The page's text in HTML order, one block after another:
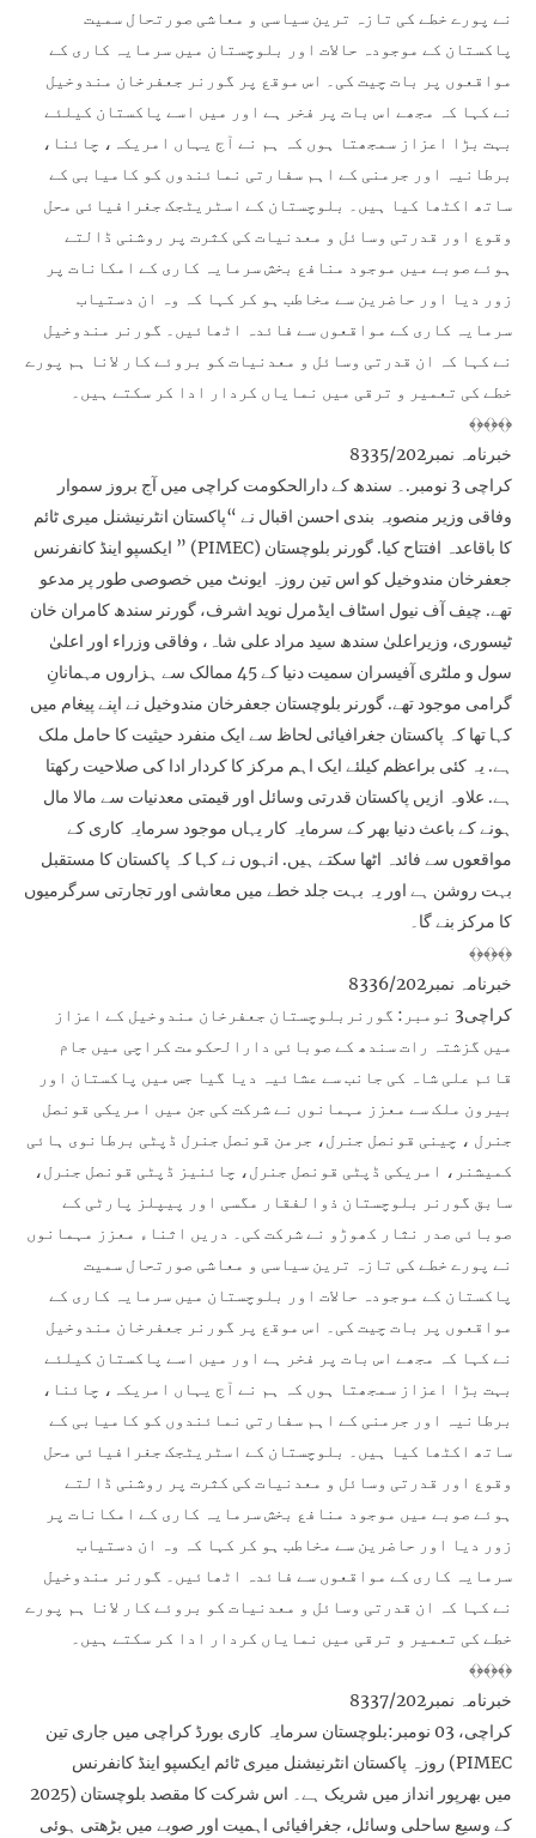
نے پورے خطے کی تازہ ترین سیاسی و معاشی صورتحال سمیت
پاکستان کے موجودہ حالات اور بلوچستان میں سرمایہ کاری کے
مواقعوں پر بات چیت کی۔ اس موقع پر گورنر جعفرخان مندوخیل
نے کہا کہ مجھے اس بات پر فخر ہے اور میں اسے پاکستان کیلئے
بہت بڑا اعزاز سمجھتا ہوں کہ ہم نے آج یہاں امریکہ، چائنا،
برطانیہ اور جرمنی کے اہم سفارتی نمائندوں کو کامیابی کے
ساتھ اکٹھا کیا ہیں۔ بلوچستان کے اسٹریٹجک جغرافیائی محل
وقوع اور قدرتی وسائل و معدنیات کی کثرت پر روشنی ڈالتے
ہوئے صوبے میں موجود منافع بخش سرمایہ کاری کے امکانات پر
زور دیا اور حاضرین سے مخاطب ہو کر کہا کہ وہ ان دستیاب
سرمایہ کاری کے مواقعوں سے فائدہ اٹھائیں۔ گورنر مندوخیل
نے کہا کہ ان قدرتی وسائل و معدنیات کو بروئے کار لانا ہم پورے
خطے کی تعمیر و ترقی میں نمایاں کردار ادا کر سکتے ہیں۔
﴾﴿﴾﴿﴾﴿
خبرنامہ نمبر8335/202
کراچی 3 نومبر.۔ سندھ کے دارالحکومت کراچی میں آج بروز سموار
وفاقی وزیر منصوبہ بندی احسن اقبال نے “پاکستان انٹرنیشنل میری ٹائم
ایکسپو اینڈ کانفرنس ” (PIMEC) کا باقاعدہ افتتاح کیا. گورنر بلوچستان
جعفرخان مندوخیل کو اس تین روزہ ایونٹ میں خصوصی طور پر مدعو
تھے. چیف آف نیول اسٹاف ایڈمرل نوید اشرف، گورنر سندھ کامران خان
ٹیسوری، وزیراعلیٰ سندھ سید مراد علی شاہ، وفاقی وزراء اور اعلیٰ
سول و ملٹری آفیسران سمیت دنیا کے 45 ممالک سے ہزاروں مہمانانِ
گرامی موجود تھے. گورنر بلوچستان جعفرخان مندوخیل نے اپنے پیغام میں
کہا تھا کہ پاکستان جغرافیائی لحاظ سے ایک منفرد حیثیت کا حامل ملک
ہے. یہ کئی براعظم کیلئے ایک اہم مرکز کا کردار ادا کی صلاحیت رکھتا
ہے. علاوہ ازیں پاکستان قدرتی وسائل اور قیمتی معدنیات سے مالا مال
ہونے کے باعث دنیا بھر کے سرمایہ کار یہاں موجود سرمایہ کاری کے
مواقعوں سے فائدہ اٹھا سکتے ہیں. انہوں نے کہا کہ پاکستان کا مستقبل
بہت روشن ہے اور یہ بہت جلد خطے میں معاشی اور تجارتی سرگرمیوں
کا مرکز بنے گا۔
﴾﴿﴾﴿﴾﴿
خبرنامہ نمبر8336/202
کراچی3 نومبر: گورنربلوچستان جعفرخان مندوخیل کے اعزاز
میں گزشتہ رات سندھ کے صوبائی دارالحکومت کراچی میں جام
قائم علی شاہ کی جانب سے عشائیہ دیا گیا جس میں پاکستان اور
بیرون ملک سے معزز مہمانوں نے شرکت کی جن میں امریکی قونصل
جنرل ، چینی قونصل جنرل، جرمن قونصل جنرل ڈپٹی برطانوی ہائی
کمیشنر، امریکی ڈپٹی قونصل جنرل، چائنیز ڈپٹی قونصل جنرل،
سابق گورنر بلوچستان ذوالفقار مگسی اور پیپلز پارٹی کے
صوبائی صدر نثار کھوڑو نے شرکت کی۔ دریں اثناء معزز مہمانوں
نے پورے خطے کی تازہ ترین سیاسی و معاشی صورتحال سمیت
پاکستان کے موجودہ حالات اور بلوچستان میں سرمایہ کاری کے
مواقعوں پر بات چیت کی۔ اس موقع پر گورنر جعفرخان مندوخیل
نے کہا کہ مجھے اس بات پر فخر ہے اور میں اسے پاکستان کیلئے
بہت بڑا اعزاز سمجھتا ہوں کہ ہم نے آج یہاں امریکہ، چائنا،
برطانیہ اور جرمنی کے اہم سفارتی نمائندوں کو کامیابی کے
ساتھ اکٹھا کیا ہیں۔ بلوچستان کے اسٹریٹجک جغرافیائی محل
وقوع اور قدرتی وسائل و معدنیات کی کثرت پر روشنی ڈالتے
ہوئے صوبے میں موجود منافع بخش سرمایہ کاری کے امکانات پر
زور دیا اور حاضرین سے مخاطب ہو کر کہا کہ وہ ان دستیاب
سرمایہ کاری کے مواقعوں سے فائدہ اٹھائیں۔ گورنر مندوخیل
نے کہا کہ ان قدرتی وسائل و معدنیات کو بروئے کار لانا ہم پورے
خطے کی تعمیر و ترقی میں نمایاں کردار ادا کر سکتے ہیں۔
﴾﴿﴾﴿﴾﴿
خبرنامہ نمبر8337/202
کراچی، 03 نومبر:بلوچستان سرمایہ کاری بورڈ کراچی میں جاری تین
روزہ پاکستان انٹرنیشنل میری ٹائم ایکسپو اینڈ کانفرنس (PIMEC
2025) میں بھرپور انداز میں شریک ہے۔ اس شرکت کا مقصد بلوچستان
کے وسیع ساحلی وسائل، جغرافیائی اہمیت اور صوبے میں بڑھتی ہوئی